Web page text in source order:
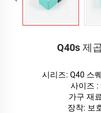
Q40s 제
시리즈: Q40 스
사이즈
가구 재
장착: 보